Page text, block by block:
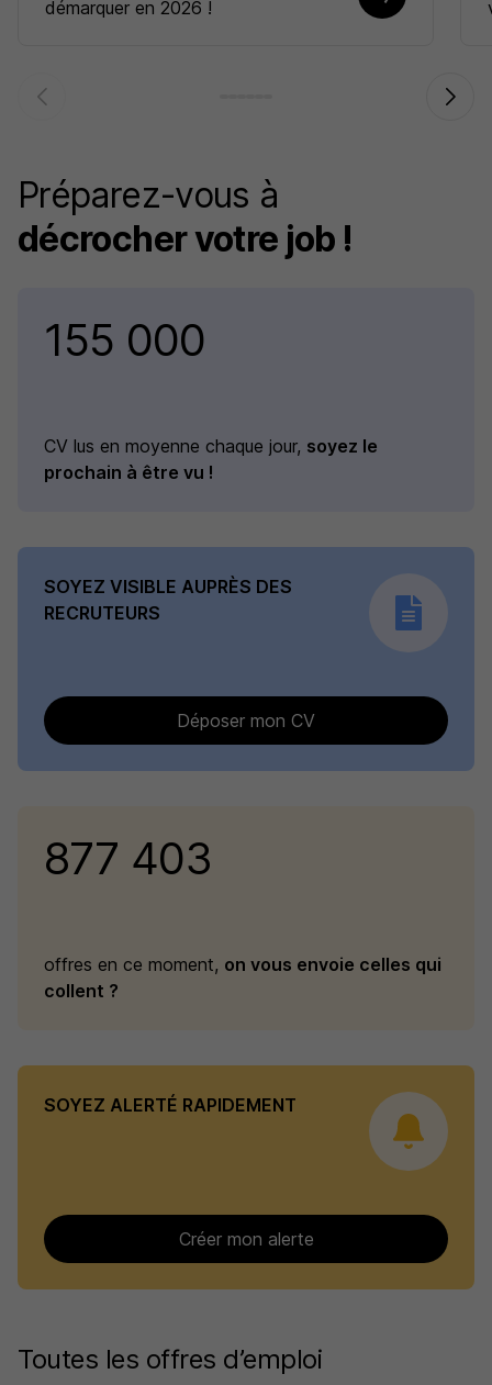
démarquer en 2026 !
Préparez-vous à
décrocher votre job !
155 000
CV lus en moyenne chaque jour, soyez le
prochain à être vu !
SOYEZ VISIBLE AUPRÈS DES
RECRUTEURS
Déposer mon CV
877 403
offres en ce moment, on vous envoie celles qui
collent ?
SOYEZ ALERTÉ RAPIDEMENT
Créer mon alerte
Toutes les offres d’emploi